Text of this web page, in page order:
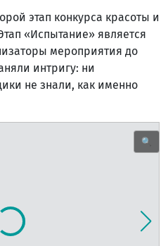
этап конкурса красоты и
«Испытание» является
мероприятия до
интригу: ни
не знали, как именно
🔍